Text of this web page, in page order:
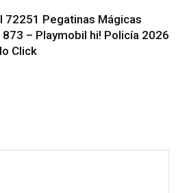
72251 Pegatinas Mágicas
– Playmobil hi! Policía 2026
Click